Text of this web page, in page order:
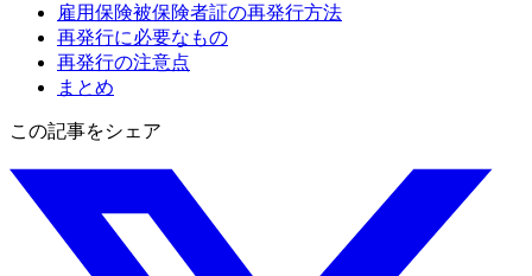
雇用保険被保険者証の再発行方法
再発行に必要なもの
再発行の注意点
まとめ
この記事をシェア